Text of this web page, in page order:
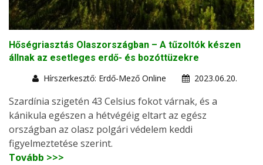
Hőségriasztás Olaszországban – A tűzoltók készen
állnak az esetleges erdő- és bozóttüzekre
Hírszerkesztő: Erdő-Mező Online
2023.06.20.
Szardínia szigetén 43 Celsius fokot várnak, és a
kánikula egészen a hétvégéig eltart az egész
országban az olasz polgári védelem keddi
figyelmeztetése szerint.
Tovább >>>